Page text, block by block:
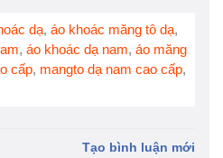
dạ, áo khoác măng tô dạ,
, áo khoác dạ nam, áo măng
cấp, mangto dạ nam cao cấp,
Tạo bình luận mới